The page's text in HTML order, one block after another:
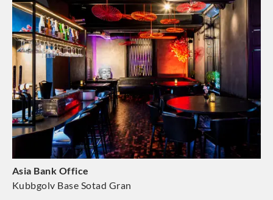
Asia Bank Office
Kubbgolv Base Sotad Gran